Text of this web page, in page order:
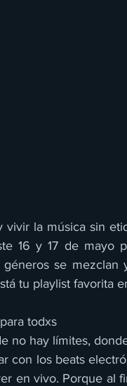
vivir la música sin
16 y 17 de mayo
se
tu playlist favorita
todxs
no hay límites,
con los beats
en vivo. Porque al